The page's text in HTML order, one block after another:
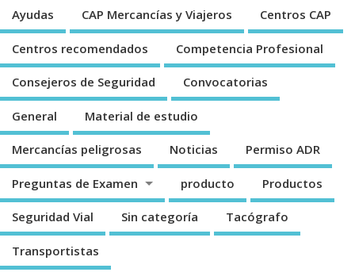
Ayudas CAP Mercancí­as y Viajeros Centros CAP
Centros recomendados Competencia Profesional
Consejeros de Seguridad Convocatorias
General Material de estudio
Mercancí­as peligrosas Noticias Permiso ADR
Preguntas de Examen producto Productos
Seguridad Vial Sin categorí­a Tacógrafo
Transportistas